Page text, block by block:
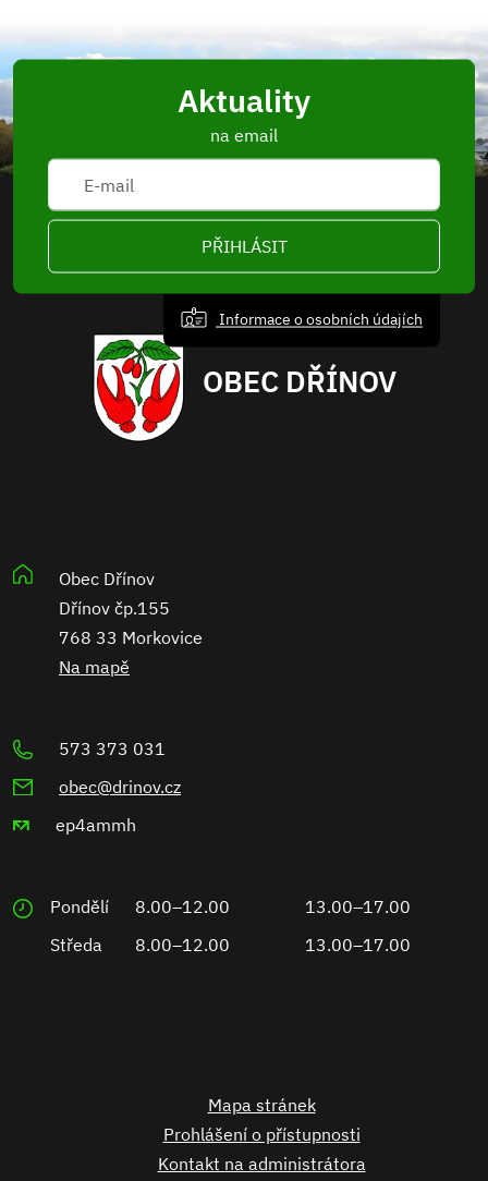
Aktuality
na email
PŘIHLÁSIT
Informace o osobních údajích
OBEC DŘÍNOV
Obec Dřínov
Dřínov čp.155
768 33 Morkovice
Na mapě
573 373 031
obec@drinov.cz
ep4ammh
Pondělí 8.00–12.00
13.00–17.00
Středa
8.00–12.00 13.00–17.00
Mapa stránek
Prohlášení o přístupnosti
Kontakt na administrátora